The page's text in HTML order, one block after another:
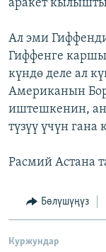
аракет
Ал эми
Гиффенге
күндө деле ал
Американын
иштешкенин,
түзүү үчүн
Расмий Астана
Бөлүшүңүз
Куржундар